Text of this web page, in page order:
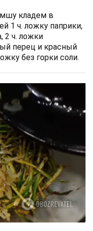
кладем в
1 ч. ложку паприки,
2 ч. ложки
перец и красный
без горки соли.